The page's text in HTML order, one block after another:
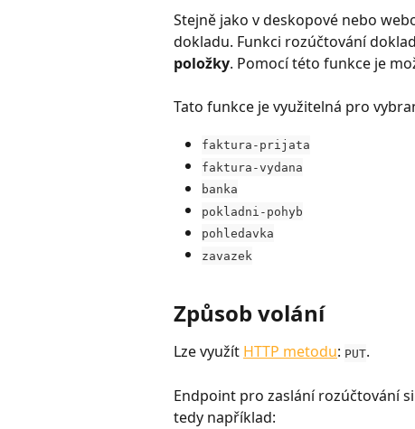
Stejně jako v deskopové nebo
dokladu. Funkci rozúčtování
položky. Pomocí této funkce je
Tato funkce je využitelná pro
faktura-prijata
faktura-vydana
banka
pokladni-pohyb
pohledavka
zavazek
Způsob volání
Lze využít HTTP metodu: PUT.
Endpoint pro zaslání rozúčtování
tedy například: